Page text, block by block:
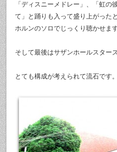
「ディスニーメドレー」、「虹
て」と踊りも入って盛り上がった
ホルンのソロでじっくり聴かせます
そして最後はサザンホールスター
とても構成が考えられて流石です。